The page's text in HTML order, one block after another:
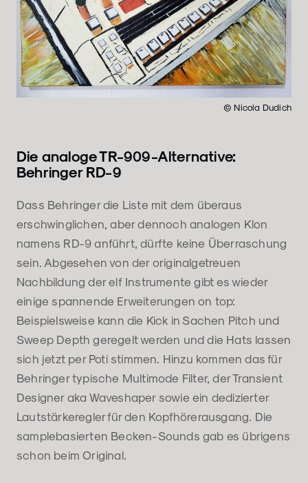
© Nicola Dudich
Die analoge TR-909-Alternative:
Behringer RD-9
Dass Behringer die Liste mit dem überaus
erschwinglichen, aber dennoch analogen Klon
namens RD-9 anführt, dürfte keine Überraschung
sein. Abgesehen von der originalgetreuen
Nachbildung der elf Instrumente gibt es wieder
einige spannende Erweiterungen on top:
Beispielsweise kann die Kick in Sachen Pitch und
Sweep Depth geregelt werden und die Hats lassen
sich jetzt per Poti stimmen. Hinzu kommen das für
Behringer typische Multimode Filter, der Transient
Designer aka Waveshaper sowie ein dedizierter
Lautstärkeregler für den Kopfhörerausgang. Die
samplebasierten Becken-Sounds gab es übrigens
schon beim Original.